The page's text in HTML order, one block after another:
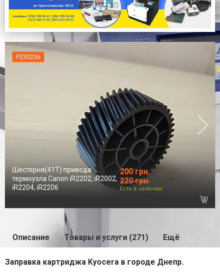
FE33236
Шестерня(41Т) привода
термоузла Canon iR2202, iR2002,
iR2204, iR2206
200 грн.
220 грн.
Есть в наличии
Описание Товары и услуги (271) Ещё
Заправка картриджа Kyocera в городе Днепр.